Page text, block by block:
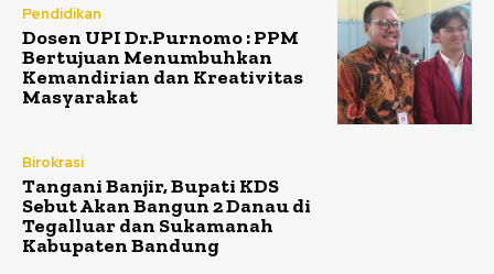
Pendidikan
Dosen UPI Dr.Purnomo : PPM
Bertujuan Menumbuhkan
Kemandirian dan Kreativitas
Masyarakat
Birokrasi
Tangani Banjir, Bupati KDS
Sebut Akan Bangun 2 Danau di
Tegalluar dan Sukamanah
Kabupaten Bandung